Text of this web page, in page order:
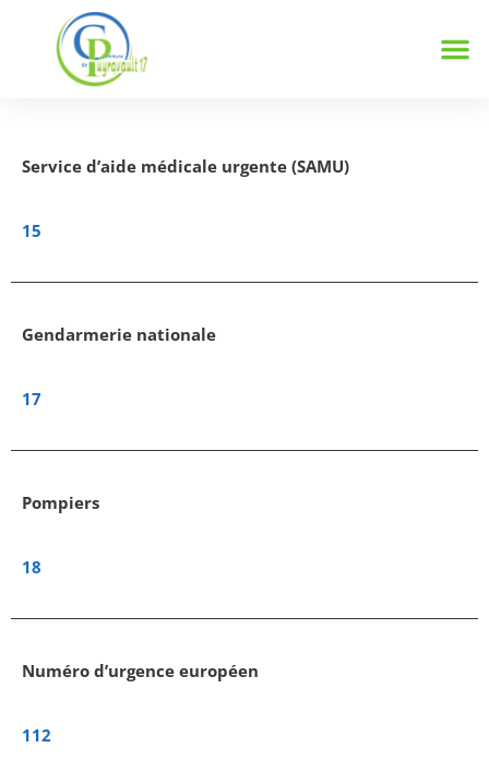
Service d’aide médicale urgente (SAMU)
15
Gendarmerie nationale
17
Pompiers
18
Numéro d’urgence européen
112